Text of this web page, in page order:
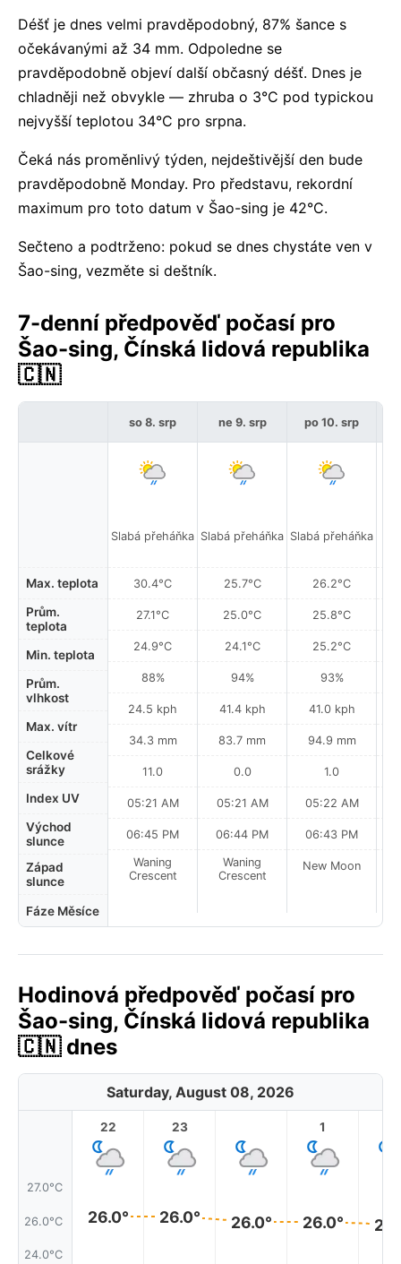
Déšť je dnes velmi pravděpodobný, 87% šance s
očekávanými až 34 mm. Odpoledne se
pravděpodobně objeví další občasný déšť. Dnes je
chladněji než obvykle — zhruba o 3°C pod typickou
nejvyšší teplotou 34°C pro srpna.
Čeká nás proměnlivý týden, nejdeštivější den bude
pravděpodobně Monday. Pro představu, rekordní
maximum pro toto datum v Šao-sing je 42°C.
Sečteno a podtrženo: pokud se dnes chystáte ven v
Šao-sing, vezměte si deštník.
7-denní předpověď počasí pro
Šao-sing, Čínská lidová republika
🇨🇳
Max. teplota
Prům.
teplota
Min. teplota
Prům.
vlhkost
Max. vítr
Celkové
srážky
Index UV
Východ
slunce
Západ
slunce
Fáze Měsíce
so 8. srp
Slabá přeháňka
30.4°C
27.1°C
24.9°C
88%
24.5 kph
34.3 mm
11.0
05:21 AM
06:45 PM
Waning
Crescent
ne 9. srp
Slabá přeháňka
25.7°C
25.0°C
24.1°C
94%
41.4 kph
83.7 mm
0.0
05:21 AM
06:44 PM
Waning
Crescent
po 10. srp
Slabá přeháňka
26.2°C
25.8°C
25.2°C
93%
41.0 kph
94.9 mm
1.0
05:22 AM
06:43 PM
New Moon
Hodinová předpověď počasí pro
Šao-sing, Čínská lidová republika
🇨🇳 dnes
Saturday, August 08, 2026
27.0°C
26.0°C
24.0°C
22
26.0°
23
26.0° 26.0°
1
26.0°